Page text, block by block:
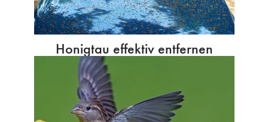
Honigtau effektiv entfernen